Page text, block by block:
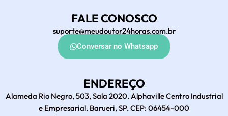
FALE CONOSCO
suporte@meudoutor24horas.com.br
Conversar no Whatsapp
ENDEREÇO
Alameda Rio Negro, 503, Sala 2020. Alphaville Centro Industrial
e Empresarial. Barueri, SP. CEP: 06454-000